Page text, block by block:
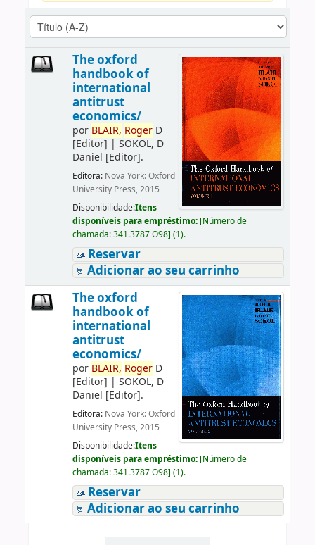
The oxford
handbook of
international
antitrust
economics/
por BLAIR, RogerD
[Editor] | SOKOL, D
Daniel [Editor].
Editora: Nova York: Oxford
University Press, 2015
Disponibilidade:Itens
disponíveis para empréstimo: [Número de
chamada:341.3787 O98] (1).
Reservar
Adicionar ao seu carrinho
The oxford
handbook of
international
antitrust
economics/
por BLAIR, RogerD
[Editor] | SOKOL, D
Daniel [Editor].
Editora: Nova York: Oxford
University Press, 2015
Disponibilidade:Itens
disponíveis para empréstimo: [Número de
chamada:341.3787 O98] (1).
Reservar
Adicionar ao seu carrinho